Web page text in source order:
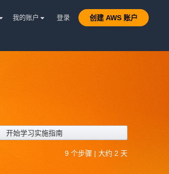
我的账户 登录 创建 AWS 账户
开始学习实施指南
9 个步骤 | 大约 2 天